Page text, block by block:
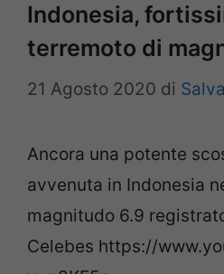
Indonesia,
terremoto di
21 Agosto 2020 di
Ancora una potente
avvenuta in Indonesia
magnitudo 6.9
Celebes https://